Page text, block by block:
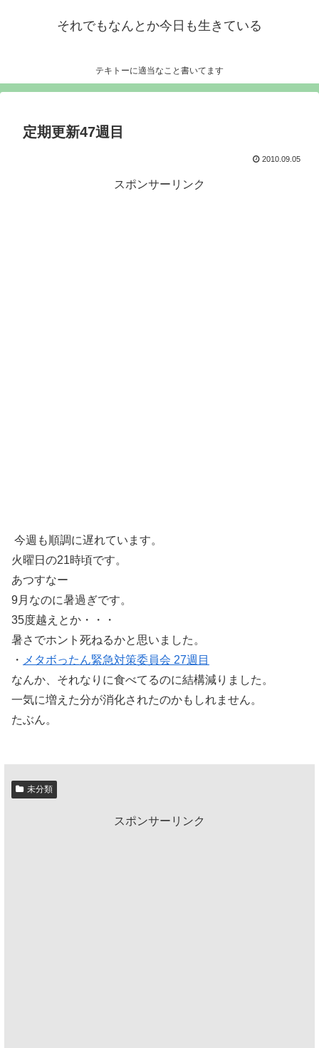
それでもなんとか今日も生きている
テキトーに適当なこと書いてます
定期更新47週目
2010.09.05
スポンサーリンク
今週も順調に遅れています。
火曜日の21時頃です。
あつすなー
9月なのに暑過ぎです。
35度越えとか・・・
暑さでホント死ねるかと思いました。
・ メタボったん緊急対策委員会 27週目
なんか、それなりに食べてるのに結構減りました。
一気に増えた分が消化されたのかもしれません。
たぶん。
未分類
スポンサーリンク